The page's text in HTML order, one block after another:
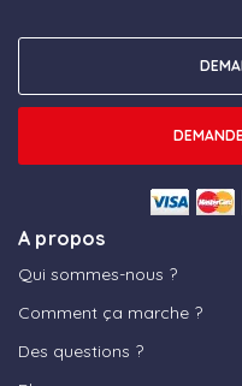
A propos
Qui sommes-nous ?
Comment ça marche ?
Des questions ?